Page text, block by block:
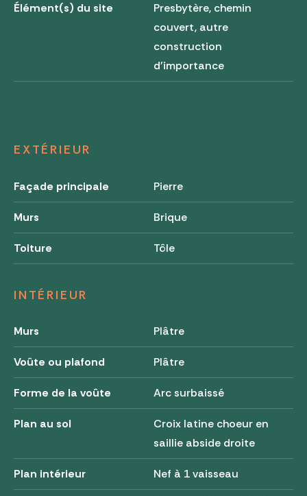
Élément(s) du site
Presbytère, chemin
couvert, autre
construction
d'importance
EXTÉRIEUR
Façade principale Pierre
Murs Brique
Toiture Tôle
INTÉRIEUR
Murs Plâtre
Voûte ou plafond Plâtre
Forme de la voûte Arc surbaissé
Plan au sol
Croix latine choeur en
saillie abside droite
Plan intérieur Nef à 1 vaisseau